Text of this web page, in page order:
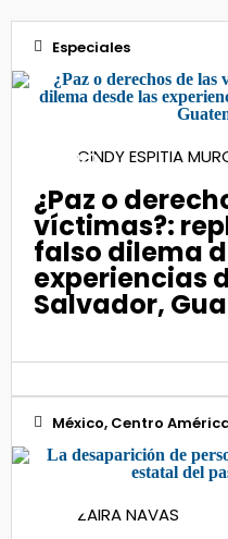
Especiales
21
Sep 2020CINDY ESPITIA
¿Paz o
víctimas?:
falso dilema
experiencias
Salvador,
México, Centro
20
ZAIRA NAVAS